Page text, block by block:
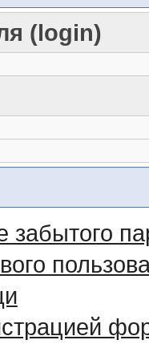
(login)
забытого